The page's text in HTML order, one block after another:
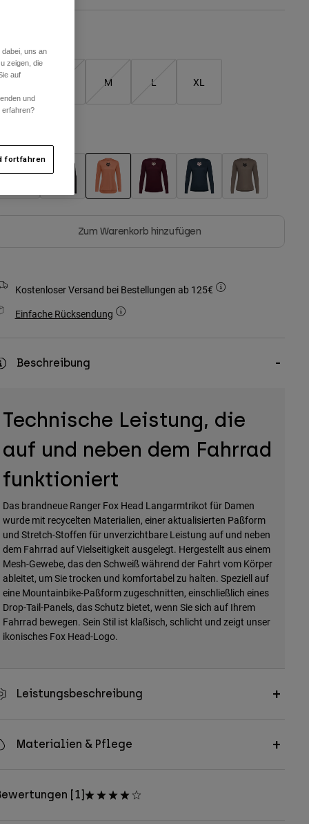
XS M L XL
Zum Warenkorb hinzufügen
Kostenloser Versand bei Bestellungen ab 125€
Einfache Rücksendung
Beschreibung
Technische Leistung, die
auf und neben dem Fahrrad
funktioniert
Das brandneue Ranger Fox Head Langarmtrikot für Damen
wurde mit recycelten Materialien, einer aktualisierten Paßform
und Stretch-Stoffen für unverzichtbare Leistung auf und neben
dem Fahrrad auf Vielseitigkeit ausgelegt. Hergestellt aus einem
Mesh-Gewebe, das den Schweiß während der Fahrt vom Körper
ableitet, um Sie trocken und komfortabel zu halten. Speziell auf
eine Mountainbike-Paßform zugeschnitten, einschließlich eines
Drop-Tail-Panels, das Schutz bietet, wenn Sie sich auf Ihrem
Fahrrad bewegen. Sein Stil ist klaßisch, schlicht und zeigt unser
ikonisches Fox Head-Logo.
Leistungsbeschreibung
Materialien & Pflege
[1]
uns an
zeigen, die
auf
und
erfahren?
fortfahren